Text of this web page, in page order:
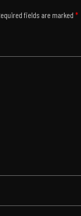
fields are marked*